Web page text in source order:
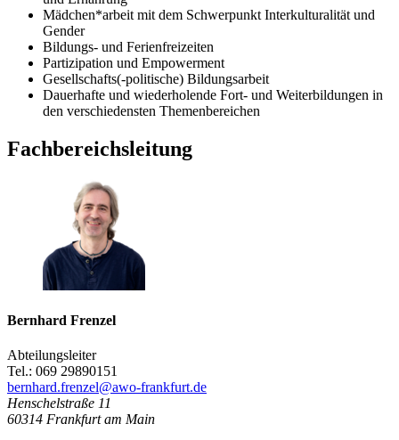
Mädchen*arbeit mit dem Schwerpunkt Interkulturalität und
Gender
Bildungs- und Ferienfreizeiten
Partizipation und Empowerment
Gesellschafts(-politische) Bildungsarbeit
Dauerhafte und wiederholende Fort- und Weiterbildungen in
den verschiedensten Themenbereichen
Fachbereichsleitung
Bernhard Frenzel
Abteilungsleiter
Tel.: 069 29890151
bernhard.frenzel@awo-frankfurt.de
Henschelstraße 11
60314 Frankfurt am Main